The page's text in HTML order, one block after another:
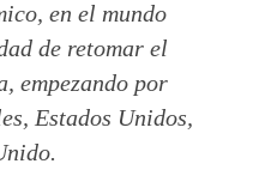
en el mundo
de retomar el
empezando por
Estados Unidos,